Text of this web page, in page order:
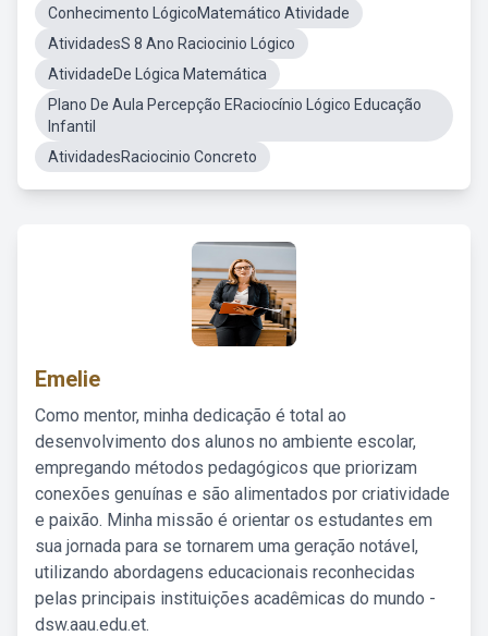
Conhecimento LógicoMatemático Atividade
AtividadesS 8 Ano Raciocinio Lógico
AtividadeDe Lógica Matemática
Plano De Aula Percepção ERaciocínio Lógico Educação
Infantil
AtividadesRaciocinio Concreto
Emelie
Como mentor, minha dedicação é total ao
desenvolvimento dos alunos no ambiente escolar,
empregando métodos pedagógicos que priorizam
conexões genuínas e são alimentados por criatividade
e paixão. Minha missão é orientar os estudantes em
sua jornada para se tornarem uma geração notável,
utilizando abordagens educacionais reconhecidas
pelas principais instituições acadêmicas do mundo -
dsw.aau.edu.et.